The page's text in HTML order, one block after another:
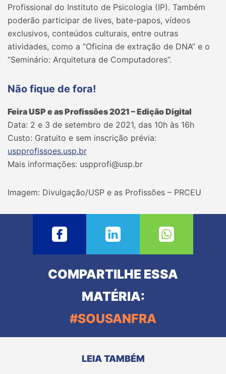
Profissional do Instituto de Psicologia (IP). Também
poderão participar de lives, bate-papos, vídeos
exclusivos, conteúdos culturais, entre outras
atividades, como a “Oficina de extração de DNA” e o
“Seminário: Arquitetura de Computadores”.
Não fique de fora!
Feira USP e as Profissões 2021 – Edição Digital
Data: 2 e 3 de setembro de 2021, das 10h às 16h
Custo: Gratuito e sem inscrição prévia:
uspprofissoes.usp.br
Mais informações: uspprofi@usp.br
Imagem: Divulgação/USP e as Profissões – PRCEU
COMPARTILHE ESSA
MATÉRIA:
#SOUSANFRA
LEIA TAMBÉM